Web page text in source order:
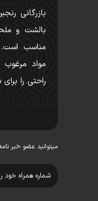
بازرگانی
بالشت و
مناسب است.
مواد
راحتی را
میتوانید عضو خبر